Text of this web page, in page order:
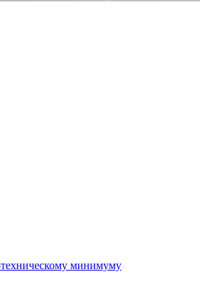
минимуму